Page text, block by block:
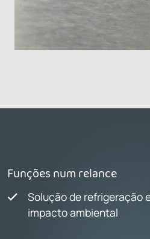
Funções num relance
Solução de refrigeração
impacto ambiental